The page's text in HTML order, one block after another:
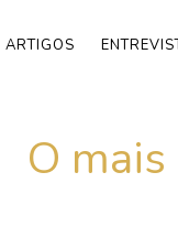
ARTIGOS
O